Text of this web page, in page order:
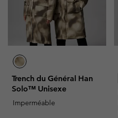
Trench du Général Han
Solo™ Unisexe
Imperméable